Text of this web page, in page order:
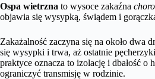
Ospa wietrzna to wysoce zakaźna
objawia się wysypką, świądem i
Zakażalność zaczyna się na około dwa
się wysypki i trwa, aż ostatnie
praktyce oznacza to izolację i dbałość o
ograniczyć transmisję w rodzinie.